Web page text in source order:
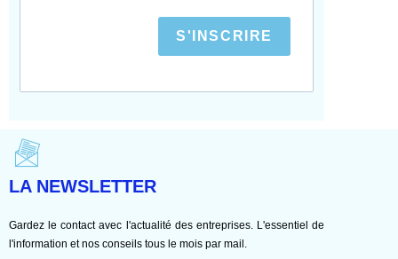
S'INSCRIRE
LA NEWSLETTER
Gardez le contact avec l'actualité des entreprises. L'essentiel de
l'information et nos conseils tous le mois par mail.